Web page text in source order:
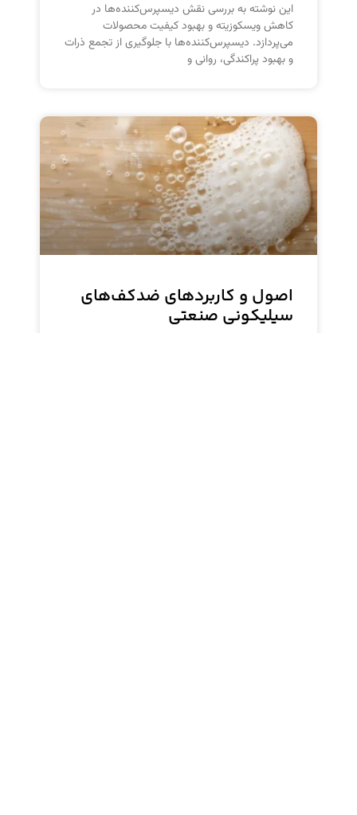
این نوشته به بررسی نقش دیسپرس‌کننده‌ها در
کاهش ویسکوزیته و بهبود کیفیت محصولات
می‌پردازد. دیسپرس‌کننده‌ها با جلوگیری از تجمع ذرات
و بهبود پراکندگی، روانی و
اصول و کاربردهای ضدکف‌های
سیلیکونی صنعتی